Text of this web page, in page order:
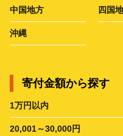
中国地方 四国
沖縄
寄付金額から探す
1万円以内
20,001～30,000円